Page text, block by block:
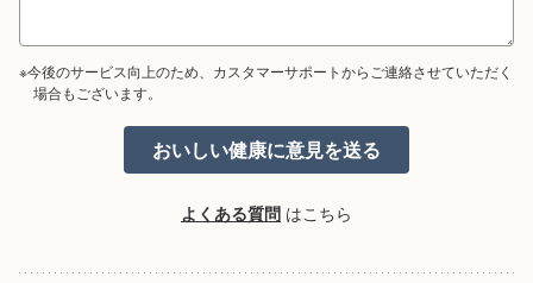
※今後のサービス向上のため、カスタマーサポートからご連絡させていただく
場合もございます。
よくある質問 はこちら